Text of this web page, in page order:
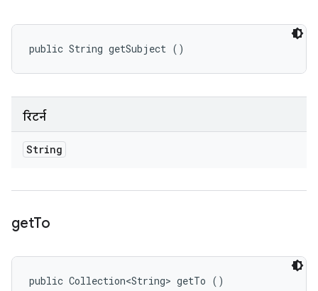
public String getSubject ()
रिटर्न
String
getTo
public Collection<String> getTo ()